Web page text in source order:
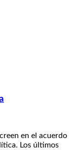
en el acuerdo
Los últimos